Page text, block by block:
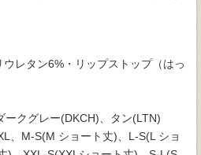
ウレタン6%・リップストップ（はっ
ークグレー(DKCH)、タン(LTN)
、M-S(M ショート丈)、L-S(L ショ